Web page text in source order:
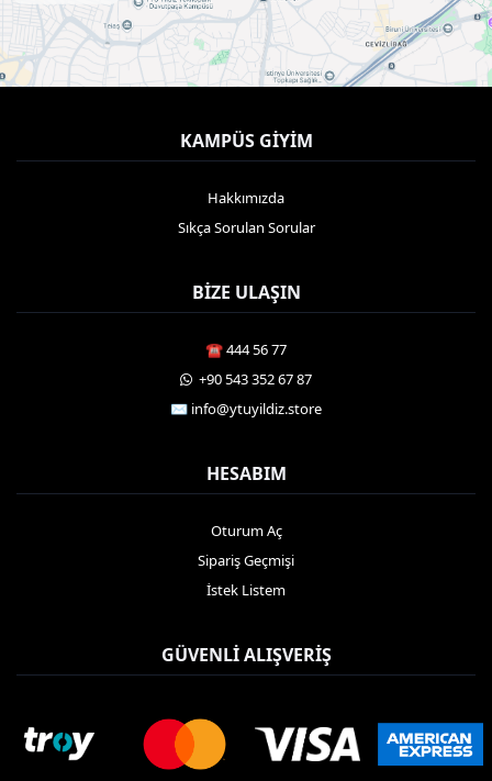
KAMPÜS GIYIM
Hakkımızda
Sıkça Sorulan Sorular
BIZE ULAŞIN
☎️ 444 56 77
️ +90 543 352 67 87
✉️ info@ytuyildiz.store
HESABIM
Oturum Aç
Sipariş Geçmişi
İstek Listem
GÜVENLI ALIŞVERIŞ